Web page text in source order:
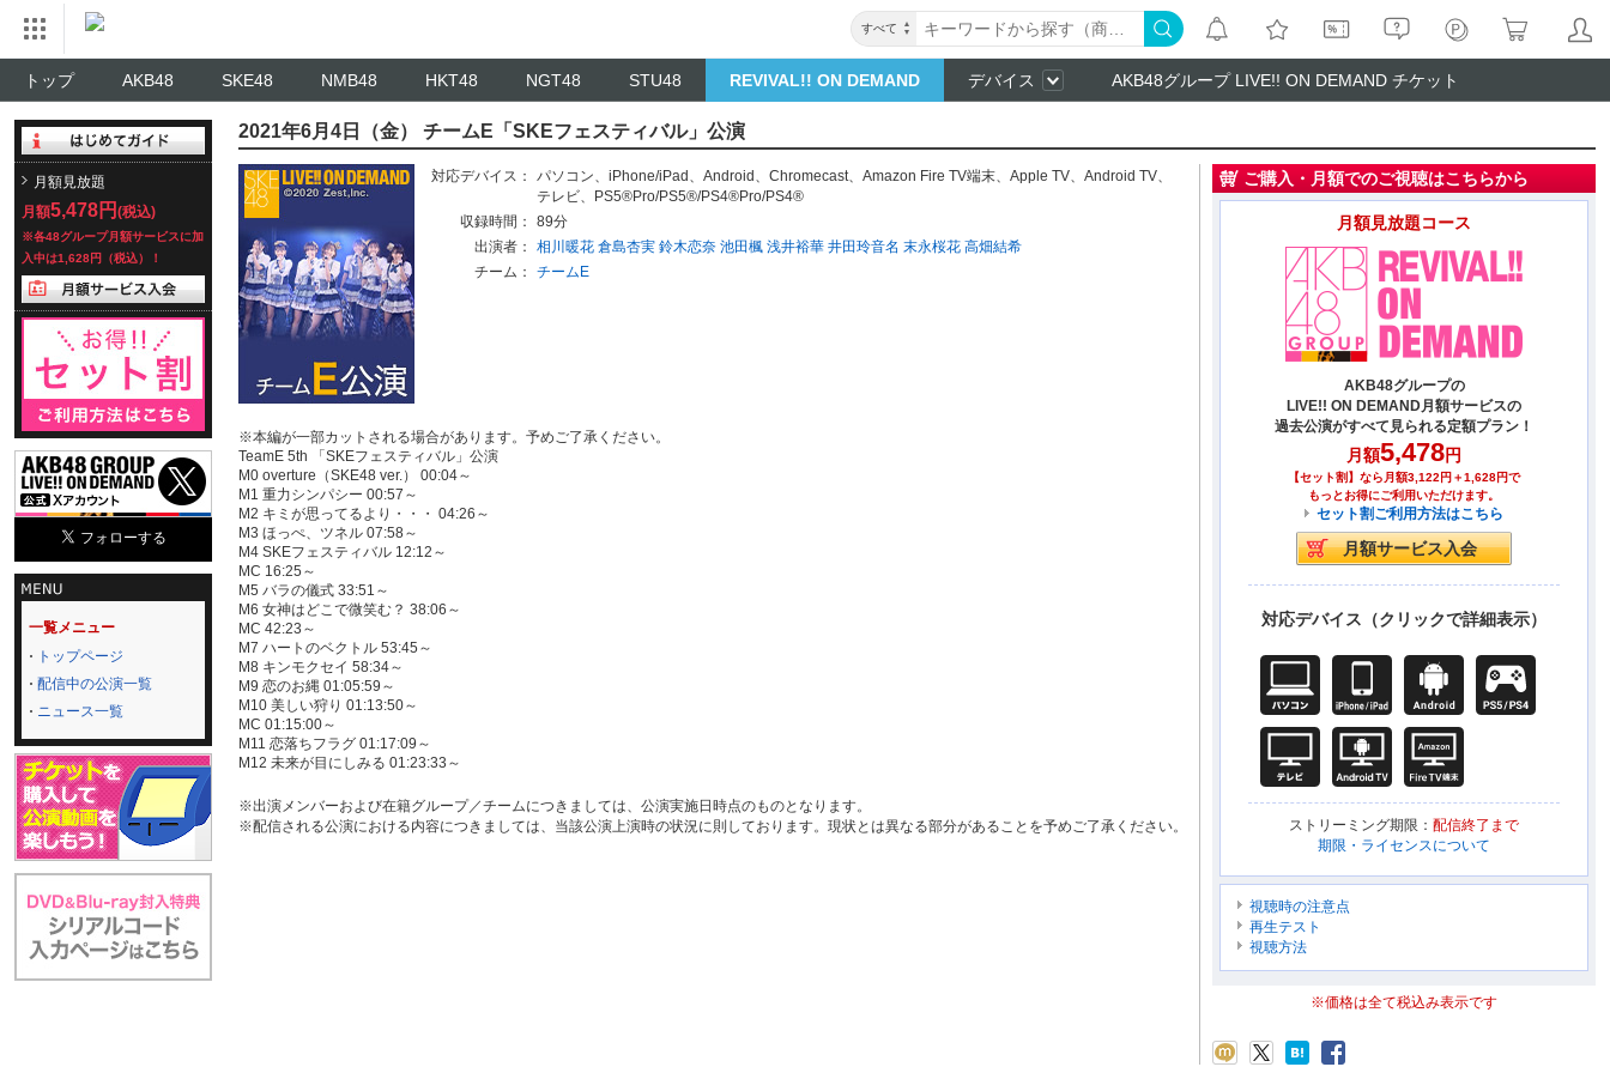
すべて
トップ AKB48 SKE48 NMB48 HKT48 NGT48 STU48 REVIVAL!! ON DEMAND デバイス AKB48グループ LIVE!! ON DEMAND チケット
月額見放題
月額5,478円 (税込)
※各48グループ月額サービスに加
入中は1,628円（税込）！
一覧メニュー
トップページ
配信中の公演一覧
ニュース一覧
2021年6月4日（金） チームE「SKEフェスティバル」公演
対応デバイス： パソコン、 iPhone/iPad 、 Android 、 Chromecast、 Amazon Fire TV端末、 Apple TV、 Android TV、
テレビ、
PS5®Pro/PS5®/PS4®Pro/PS4®
収録時間：
89分
出演者：
相川暖花 倉島杏実 鈴木恋奈 池田楓 浅井裕華 井田玲音名 末永桜花 高畑結希
チーム：
チームE
※本編が一部カットされる場合があります。予めご了承ください。
TeamE 5th 「SKEフェスティバル」公演
M0 overture（SKE48 ver.） 00:04～
M1 重力シンパシー 00:57～
M2 キミが思ってるより・・・ 04:26～
M3 ほっぺ、ツネル 07:58～
M4 SKEフェスティバル 12:12～
MC 16:25～
M5 バラの儀式 33:51～
M6 女神はどこで微笑む？ 38:06～
MC 42:23～
M7 ハートのベクトル 53:45～
M8 キンモクセイ 58:34～
M9 恋のお縄 01:05:59～
M10 美しい狩り 01:13:50～
MC 01:15:00～
M11 恋落ちフラグ 01:17:09～
M12 未来が目にしみる 01:23:33～
※出演メンバーおよび在籍グループ／チームにつきましては、公演実施日時点のものとなります。
※配信される公演における内容につきましては、当該公演上演時の状況に則しております。現状とは異なる部分があることを予めご了承ください。
ご購入・月額でのご視聴はこちらから
月額見放題コース
AKB48グループの
LIVE!! ON DEMAND月額サービスの
過去公演がすべて見られる定額プラン！
月額5,478円
【セット割】なら月額3,122円＋1,628円で
もっとお得にご利用いただけます。
セット割ご利用方法はこちら
対応デバイス（クリックで詳細表示）
ストリーミング期限： 配信終了まで
期限・ライセンスについて
視聴時の注意点
再生テスト
視聴方法
※価格は全て税込み表示です